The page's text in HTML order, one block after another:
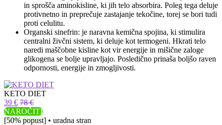
in sprošča aminokisline, ki jih telo absorbira. Poleg tega deluje
protivnetno in preprečuje zastajanje tekočine, torej se bori tudi
proti celulitu.
Organski sinefrin: je naravna kemična spojina, ki stimulira
centralni živčni sistem, ki deluje kot termogeni. Hkrati telo
naredi maščobne kisline kot vir energije in mišične zaloge
glikogena se bolje upravljajo. Posledično prinaša boljšo raven
odpornosti, energije in zmogljivosti.
KETO DIET
39 € 78 €
NAROČITI
[50% popust] • uradna stran